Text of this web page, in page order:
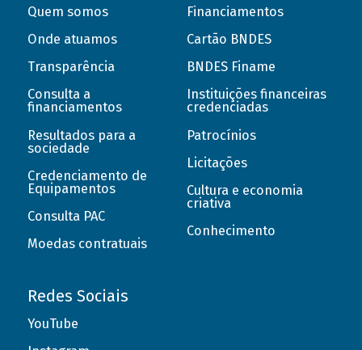
Quem somos
Onde atuamos
Transparência
Consulta a
financiamentos
Resultados para a
sociedade
Credenciamento de
Equipamentos
Consulta PAC
Moedas contratuais
Financiamentos
Cartão BNDES
BNDES Finame
Instituições financeiras
credenciadas
Patrocínios
Licitações
Cultura e economia
criativa
Conhecimento
Redes Sociais
YouTube